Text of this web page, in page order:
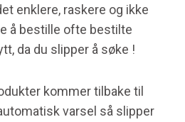
enklere, raskere og ikke
å bestille ofte bestilte
da du slipper å søke !
kommer tilbake til
varsel så slipper